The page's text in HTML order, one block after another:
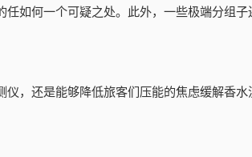
如何一个可疑之处。此外，一些极端分组
，还是能够降低旅客们压能的焦虑缓解香